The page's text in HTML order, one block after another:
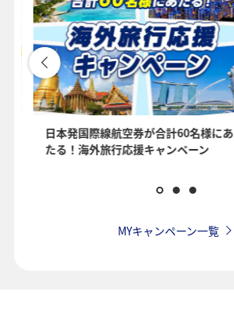
日本発国際線航空券が合計60名様にあ
たる！海外旅行応援キャンペーン
MYキャンペーン一覧